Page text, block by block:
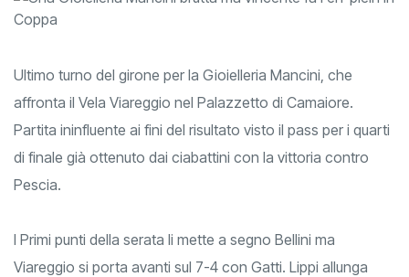
Ultimo turno del girone per la Gioielleria Mancini, che
affronta il Vela Viareggio nel Palazzetto di Camaiore.
Partita ininfluente ai fini del risultato visto il pass per i quarti
di finale già ottenuto dai ciabattini con la vittoria contro
Pescia.
I Primi punti della serata li mette a segno Bellini ma
Viareggio si porta avanti sul 7-4 con Gatti. Lippi allunga